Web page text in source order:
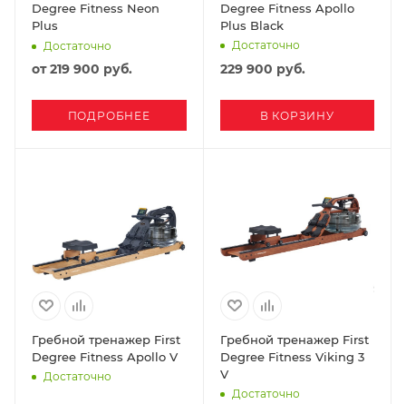
Degree Fitness Neon
Plus
Достаточно
от219 900 руб.
ПОДРОБНЕЕ
Degree Fitness Apollo
Plus Black
Достаточно
229 900 руб.
В КОРЗИНУ
Гребной тренажер First
Degree Fitness Apollo V
Достаточно
Гребной тренажер First
Degree Fitness Viking 3
V
Достаточно